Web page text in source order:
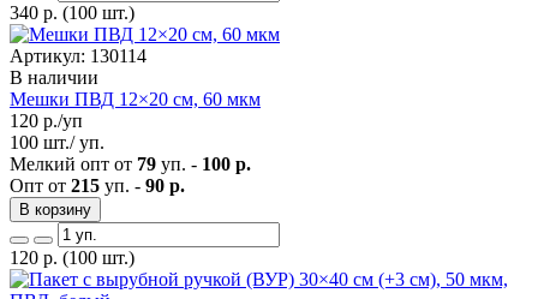
340 р. (100 шт.)
Артикул: 130114
В наличии
Мешки ПВД 12×20 см, 60 мкм
120 р./уп
100 шт./ уп.
Мелкий опт от 79 уп. - 100 р.
Опт от 215 уп. - 90 р.
В корзину
120 р. (100 шт.)